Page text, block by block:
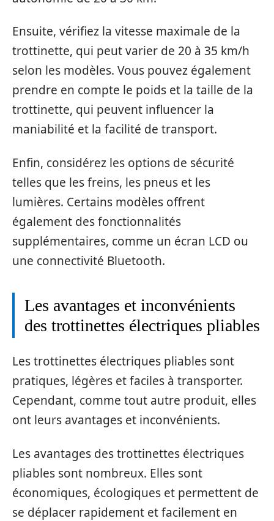
Ensuite, vérifiez la vitesse maximale de la
trottinette, qui peut varier de 20 à 35 km/h
selon les modèles. Vous pouvez également
prendre en compte le poids et la taille de la
trottinette, qui peuvent influencer la
maniabilité et la facilité de transport.
Enfin, considérez les options de sécurité
telles que les freins, les pneus et les
lumières. Certains modèles offrent
également des fonctionnalités
supplémentaires, comme un écran LCD ou
une connectivité Bluetooth.
Les avantages et inconvénients
des trottinettes électriques pliables
Les trottinettes électriques pliables sont
pratiques, légères et faciles à transporter.
Cependant, comme tout autre produit, elles
ont leurs avantages et inconvénients.
Les avantages des trottinettes électriques
pliables sont nombreux. Elles sont
économiques, écologiques et permettent de
se déplacer rapidement et facilement en